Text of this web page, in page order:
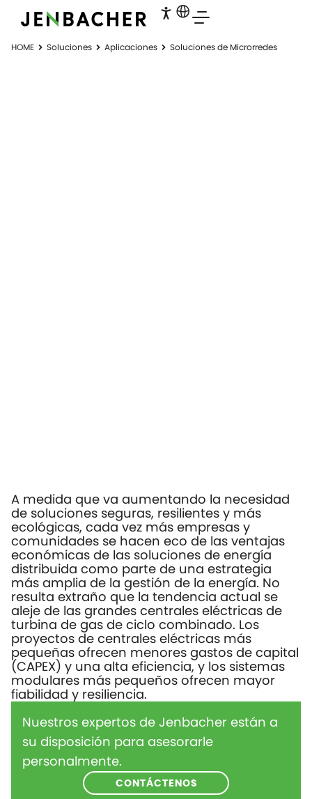
HOME Soluciones Aplicaciones Soluciones de Microrredes
A medida que va aumentando la necesidad
de soluciones seguras, resilientes y más
ecológicas, cada vez más empresas y
comunidades se hacen eco de las ventajas
económicas de las soluciones de energía
distribuida como parte de una estrategia
más amplia de la gestión de la energía. No
resulta extraño que la tendencia actual se
aleje de las grandes centrales eléctricas de
turbina de gas de ciclo combinado. Los
proyectos de centrales eléctricas más
pequeñas ofrecen menores gastos de capital
(CAPEX) y una alta eficiencia, y los sistemas
modulares más pequeños ofrecen mayor
fiabilidad y resiliencia.
Nuestros expertos de Jenbacher están a
su disposición para asesorarle
personalmente.
CONTÁCTENOS